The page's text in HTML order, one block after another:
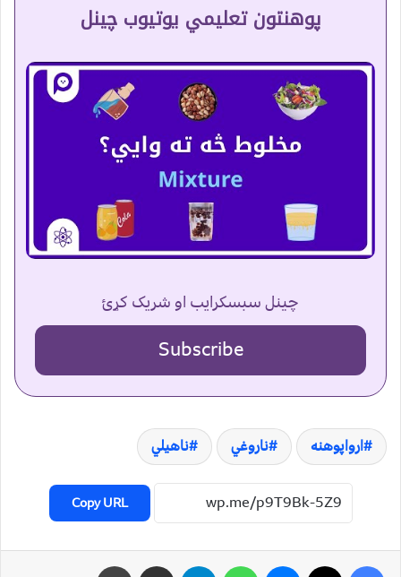
پوهنتون تعلیمي یوتیوب چینل
چینل سبسکرایب او شریک کړئ
Subscribe
ارواپوهنه ناروغي ناهیلي
Copy URL